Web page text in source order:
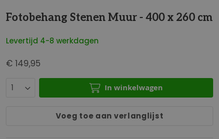
a
b
e
a
a
r
Fotobehang Stenen Muur - 400 x 260 cm
Levertijd 4-8 werkdagen
€ 149,95
In winkelwagen
Voeg toe aan verlanglijst